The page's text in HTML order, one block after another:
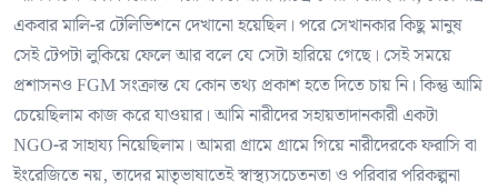
একবার মালি-র টেলিভিশনে দেখানো হয়েছিল। পরে সেখানকার কিছু মানুষ
সেই টেপটা লুকিয়ে ফেলে আর বলে যে সেটা হারিয়ে গেছে। সেই সময়ে
প্রশাসনও FGM সংক্রান্ত যে কোন তথ্য প্রকাশ হতে দিতে চায় নি। কিন্তু আমি
চেয়েছিলাম কাজ করে যাওয়ার। আমি নারীদের সহায়তাদানকারী একটা
NGO-র সাহায্য নিয়েছিলাম। আমরা গ্রামে গ্রামে গিয়ে নারীদেরকে ফরাসি বা
ইংরেজিতে নয়, তাদের মাতৃভাষাতেই স্বাস্থ্যসচেতনতা ও পরিবার পরিকল্পনা